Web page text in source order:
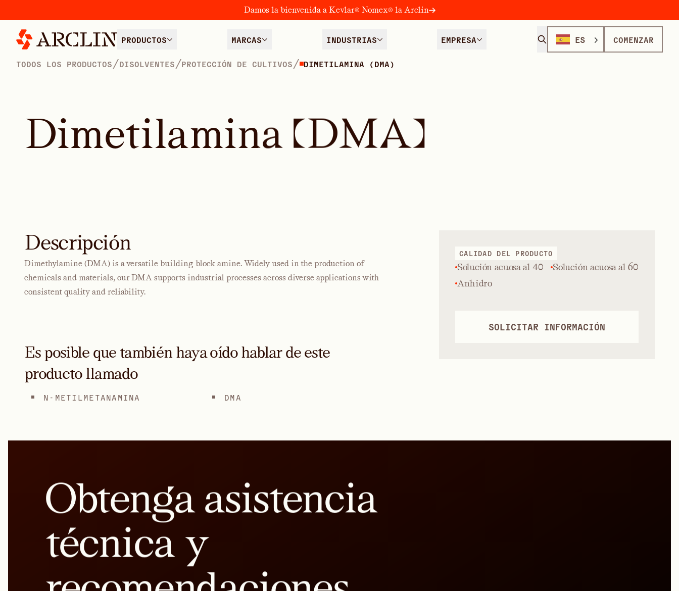
Damos la bienvenida a Kevlar® Nomex® la Arclin
PRODUCTOS MARCAS INDUSTRIAS EMPRESA ES COMENZAR
TODOS LOS PRODUCTOS /DISOLVENTES /PROTECCIÓN DE CULTIVOS / DIMETILAMINA (DMA)
Dimetilamina (DMA)
Descripción
Dimethylamine (DMA) is a versatile building block amine. Widely used in the production of
chemicals and materials, our DMA supports industrial processes across diverse applications with
consistent quality and reliability.
Es posible que también haya oído hablar de este
producto llamado
N-METILMETANAMINA DMA
CALIDAD DEL PRODUCTO
Solución acuosa al 40
Solución acuosa al 60
Anhidro
SOLICITAR INFORMACIÓN
Obtenga asistencia
técnica y